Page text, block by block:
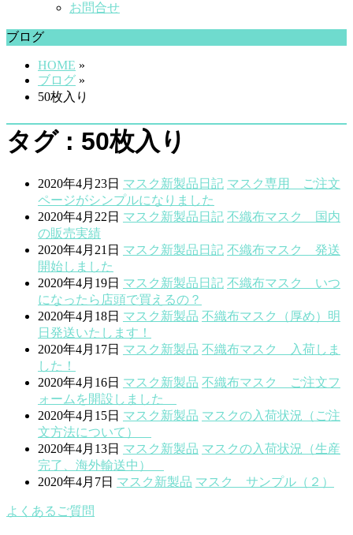
お問合せ
ブログ
HOME »
ブログ »
50枚入り
タグ : 50枚入り
2020年4月23日 マスク 新製品 日記 マスク専用 ご注文
ページがシンプルになりました
2020年4月22日 マスク 新製品 日記 不織布マスク 国内
の販売実績
2020年4月21日 マスク 新製品 日記 不織布マスク 発送
開始しました
2020年4月19日 マスク 新製品 日記 不織布マスク いつ
になったら店頭で買えるの？
2020年4月18日 マスク 新製品 不織布マスク（厚め）明
日発送いたします！
2020年4月17日 マスク 新製品 不織布マスク 入荷しま
した！
2020年4月16日 マスク 新製品 不織布マスク ご注文フ
ォームを開設しました
2020年4月15日 マスク 新製品 マスクの入荷状況（ご注
文方法について）
2020年4月13日 マスク 新製品 マスクの入荷状況（生産
完了、海外輸送中）
2020年4月7日 マスク 新製品 マスク サンプル（２）
よくあるご質問